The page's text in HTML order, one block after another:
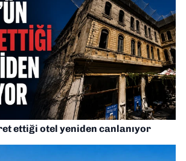
ettiği otel yeniden canlanıyor